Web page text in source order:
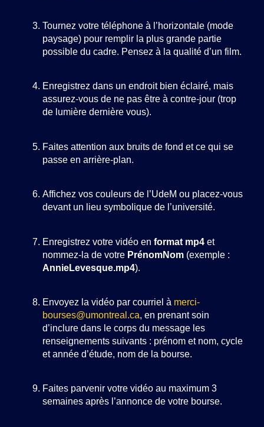
Tournez votre téléphone à l’horizontale (mode
paysage) pour remplir la plus grande partie
possible du cadre. Pensez à la qualité d’un film.
Enregistrez dans un endroit bien éclairé, mais
assurez-vous de ne pas être à contre-jour (trop
de lumière dernière vous).
Faites attention aux bruits de fond et ce qui se
passe en arrière-plan.
Affichez vos couleurs de l’UdeM ou placez-vous
devant un lieu symbolique de l’université.
Enregistrez votre vidéo en format mp4 et
nommez-la de votre PrénomNom (exemple :
AnnieLevesque.mp4).
Envoyez la vidéo par courriel à merci-
bourses@umontreal.ca, en prenant soin
d’inclure dans le corps du message les
renseignements suivants : prénom et nom, cycle
et année d’étude, nom de la bourse.
Faites parvenir votre vidéo au maximum 3
semaines après l’annonce de votre bourse.